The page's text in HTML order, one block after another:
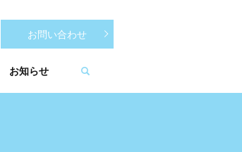
お知らせ
お問い合わせ